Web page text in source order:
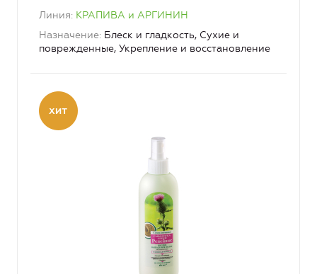
Линия КРАПИВА и АРГИНИН
Назначение Блеск и гладкость, Сухие и
поврежденные, Укрепление и восстановление